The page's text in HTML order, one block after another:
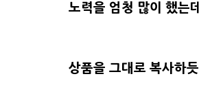
노력을 엄청 많이 했는데
상품을 그대로 복사하듯